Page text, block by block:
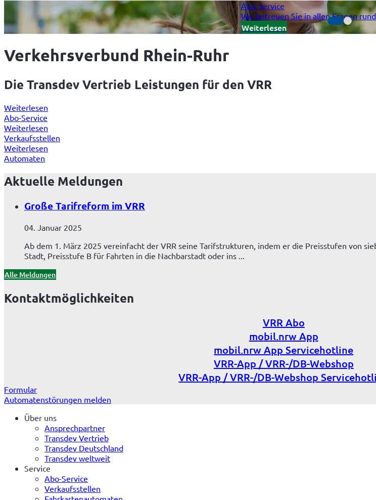
Abo-Service
Wir betreuen Sie in allen Fragen
Weiterlesen
1
von
Verkehrsverbund Rhein-Ruhr
Die Transdev Vertrieb Leistungen für den VRR
Weiterlesen
Abo-Service
Weiterlesen
Verkaufsstellen
Weiterlesen
Automaten
Aktuelle Meldungen
Große Tarifreform im VRR
04. Januar 2025
Ab dem 1. März 2025 vereinfacht der VRR seine Tarifstrukturen, indem er die Preisstufen von
Stadt, Preisstufe B für Fahrten in die Nachbarstadt oder ins ...
Alle Meldungen
Kontaktmöglichkeiten
VRR Abo
mobil.nrw App
mobil.nrw App Servicehotline
VRR-App / VRR-/DB-Webshop
VRR-App / VRR-/DB-Webshop
Formular
Automatenstörungen melden
Über uns
Ansprechpartner
Transdev Vertrieb
Transdev Deutschland
Transdev weltweit
Service
Abo-Service
Verkaufsstellen